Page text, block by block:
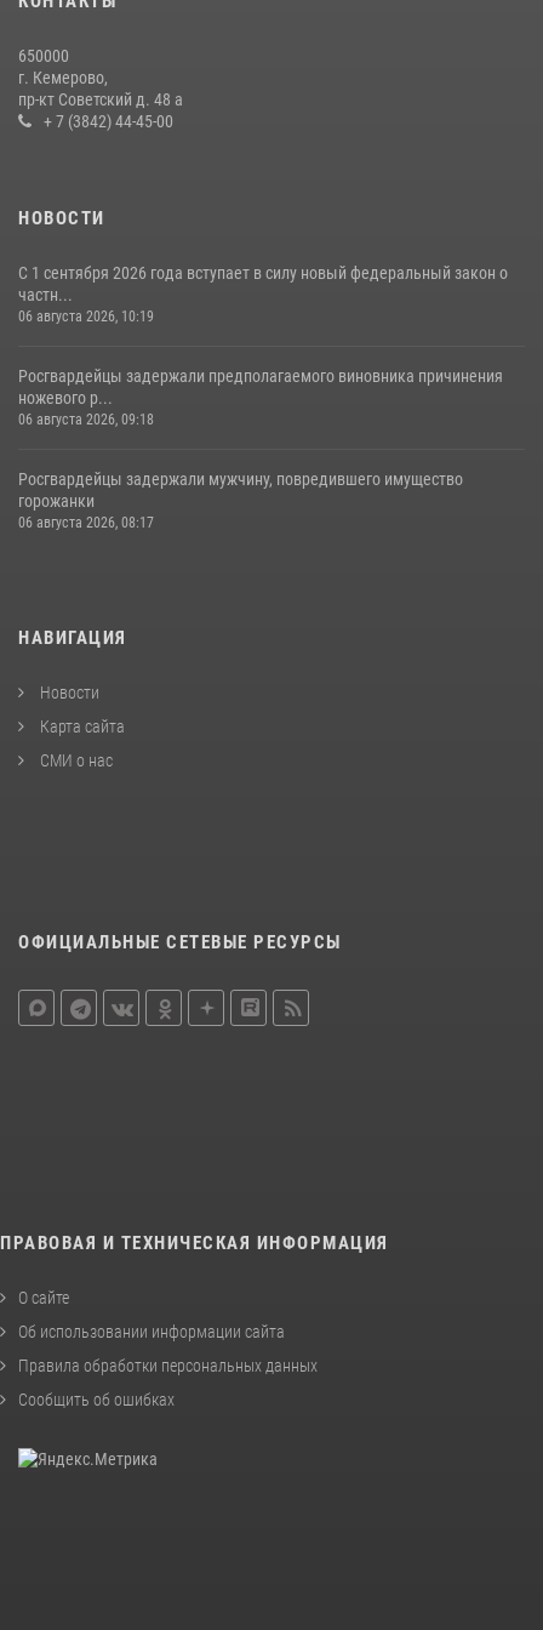
гипермаркета товары на 13 тысяч рублей (ВИДЕО)
16 июля 2026, 06:43
650000
г. Кемерово,
пр-кт Советский д. 48 а
+ 7 (3842) 44-45-00
НОВОСТИ
С 1 сентября 2026 года вступает в силу новый федеральный закон о
частн...
06 августа 2026, 10:19
Росгвардейцы задержали предполагаемого виновника причинения
ножевого р...
06 августа 2026, 09:18
Росгвардейцы задержали мужчину, повредившего имущество
горожанки
06 августа 2026, 08:17
НАВИГАЦИЯ
Новости
Карта сайта
СМИ о нас
ОФИЦИАЛЬНЫЕ СЕТЕВЫЕ РЕСУРСЫ
ПРАВОВАЯ И ТЕХНИЧЕСКАЯ ИНФОРМАЦИЯ
О сайте
Об использовании информации сайта
Правила обработки персональных данных
Сообщить об ошибках